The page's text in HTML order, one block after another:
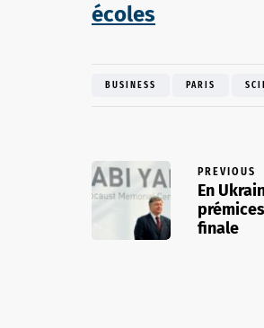
écoles
BUSINESS PARIS
PREVIOUS
En
finale